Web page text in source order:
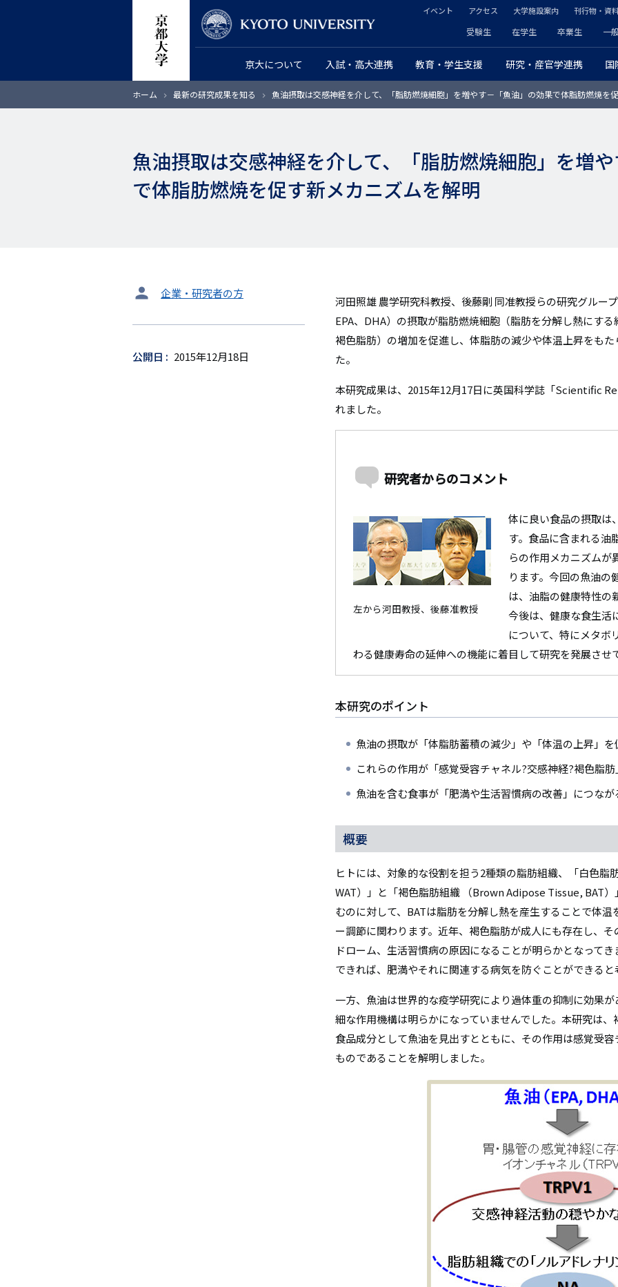
ン
京大について 入試・高大連携 教育・学生支援 研究・産官学連携 国
ヘ
ッ
ダ
プ
ラ
ー
リ
ク
受験生 在学生 卒業生 一
ッ
ダ
ー
カ
ン
リ
ン
イベント アクセス 大学施設案内 刊行物・資
ホーム 最新の研究成果を知る 魚油摂取は交感神経を介して、「脂肪燃焼細胞」を増やす－「魚油」の効果で体脂肪燃焼を
魚油摂取は交感神経を介して、「脂肪燃焼細胞」を増
で体脂肪燃焼を促す新メカニズムを解明
タ
ッ
企業・研究者の方
公開日 2015年12月18日
河田照雄 農学研究科教授、後藤剛 同准教授らの研究グルー
EPA、DHA）の摂取が脂肪燃焼細胞（脂肪を分解し熱にす
褐色脂肪）の増加を促進し、体脂肪の減少や体温上昇をも
た。
本研究成果は、2015年12月17日に英国科学誌「Scientific
れました。
研究者からのコメント
左から河田教授、後藤准教授
体に良い食品の摂取は
す。食品に含まれる油
らの作用メカニズムが
ります。今回の魚油の
は、油脂の健康特性の
今後は、健康な食生活
について、特にメタボ
わる健康寿命の延伸への機能に着目して研究を発展させ
本研究のポイント
魚油の摂取が「体脂肪蓄積の減少」や「体温の上昇」
これらの作用が「感覚受容チャネル?交感神経?褐色脂
魚油を含む食事が「肥満や生活習慣病の改善」につな
概要
ヒトには、対象的な役割を担う2種類の脂肪組織、「白色
WAT）」と「褐色脂肪組織 （Brown Adipose Tissue, BAT
むのに対して、BATは脂肪を分解し熱を産生することで体
ー調節に関わります。近年、褐色脂肪が成人にも存在し、
ドローム、生活習慣病の原因になることが明らかとなって
できれば、肥満やそれに関連する病気を防ぐことができる
一方、魚油は世界的な疫学研究により過体重の抑制に効果
細な作用機構は明らかになっていませんでした。本研究は
食品成分として魚油を見出すとともに、その作用は感覚受
ものであることを解明しました。